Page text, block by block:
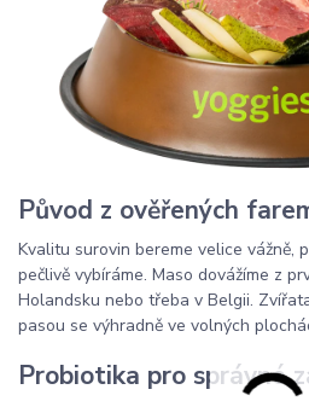
Původ z ověřených
Kvalitu surovin bereme velice vážně,
pečlivě vybíráme. Maso dovážíme z
Holandsku nebo třeba v Belgii.
pasou se výhradně ve volných
Probiotika pro správné